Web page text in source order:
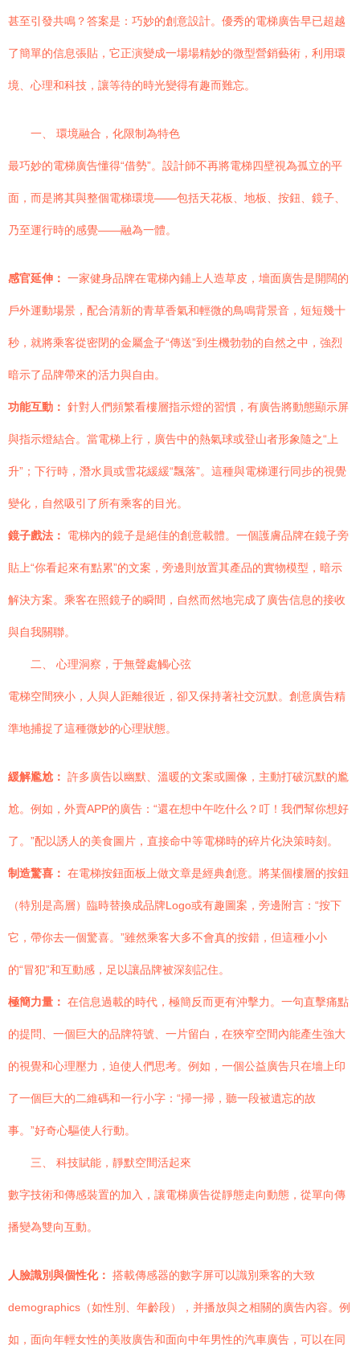
甚至引發共鳴？答案是：巧妙的創意設計。優秀的電梯廣告早已超越
了簡單的信息張貼，它正演變成一場場精妙的微型營銷藝術，利用環
境、心理和科技，讓等待的時光變得有趣而難忘。
一、 環境融合，化限制為特色
最巧妙的電梯廣告懂得“借勢”。設計師不再將電梯四壁視為孤立的平
面，而是將其與整個電梯環境——包括天花板、地板、按鈕、鏡子、
乃至運行時的感覺——融為一體。
感官延伸： 一家健身品牌在電梯內鋪上人造草皮，墻面廣告是開闊的
戶外運動場景，配合清新的青草香氣和輕微的鳥鳴背景音，短短幾十
秒，就將乘客從密閉的金屬盒子“傳送”到生機勃勃的自然之中，強烈
暗示了品牌帶來的活力與自由。
功能互動： 針對人們頻繁看樓層指示燈的習慣，有廣告將動態顯示屏
與指示燈結合。當電梯上行，廣告中的熱氣球或登山者形象隨之“上
升”；下行時，潛水員或雪花緩緩“飄落”。這種與電梯運行同步的視覺
變化，自然吸引了所有乘客的目光。
鏡子戲法： 電梯內的鏡子是絕佳的創意載體。一個護膚品牌在鏡子旁
貼上“你看起來有點累”的文案，旁邊則放置其產品的實物模型，暗示
解決方案。乘客在照鏡子的瞬間，自然而然地完成了廣告信息的接收
與自我關聯。
二、 心理洞察，于無聲處觸心弦
電梯空間狹小，人與人距離很近，卻又保持著社交沉默。創意廣告精
準地捕捉了這種微妙的心理狀態。
緩解尷尬： 許多廣告以幽默、溫暖的文案或圖像，主動打破沉默的尷
尬。例如，外賣APP的廣告：“還在想中午吃什么？叮！我們幫你想好
了。”配以誘人的美食圖片，直接命中等電梯時的碎片化決策時刻。
制造驚喜： 在電梯按鈕面板上做文章是經典創意。將某個樓層的按鈕
（特別是高層）臨時替換成品牌Logo或有趣圖案，旁邊附言：“按下
它，帶你去一個驚喜。”雖然乘客大多不會真的按錯，但這種小小
的“冒犯”和互動感，足以讓品牌被深刻記住。
極簡力量： 在信息過載的時代，極簡反而更有沖擊力。一句直擊痛點
的提問、一個巨大的品牌符號、一片留白，在狹窄空間內能產生強大
的視覺和心理壓力，迫使人們思考。例如，一個公益廣告只在墻上印
了一個巨大的二維碼和一行小字：“掃一掃，聽一段被遺忘的故
事。”好奇心驅使人行動。
三、 科技賦能，靜默空間活起來
數字技術和傳感裝置的加入，讓電梯廣告從靜態走向動態，從單向傳
播變為雙向互動。
人臉識別與個性化： 搭載傳感器的數字屏可以識別乘客的大致
demographics（如性別、年齡段），并播放與之相關的廣告內容。例
如，面向年輕女性的美妝廣告和面向中年男性的汽車廣告，可以在同